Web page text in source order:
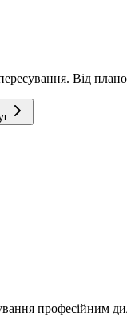
пересування. Від
професійним